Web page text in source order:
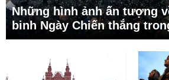
Những hình ảnh ấn tượng
binh Ngày Chiến thắng